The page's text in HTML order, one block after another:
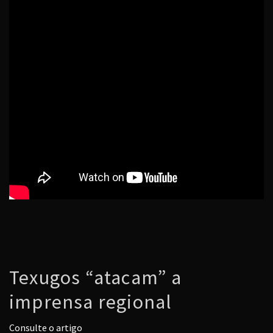
Texugos “atacam” a
imprensa regional
Consulte o artigo